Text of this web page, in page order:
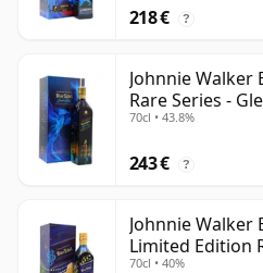
218 € ?
Johnnie Walker
Rare Series -
70cl • 43.8%
243 € ?
Johnnie Walker
Limited Edition
70cl • 40%